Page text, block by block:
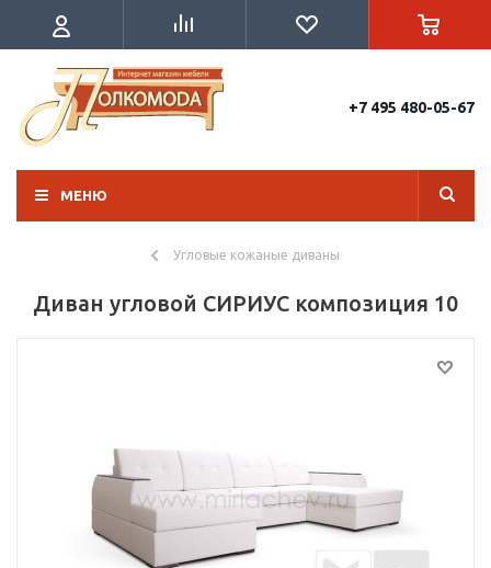
+7 495 480-05-67
МЕНЮ
Угловые кожаные диваны
Диван угловой СИРИУС композиция 10